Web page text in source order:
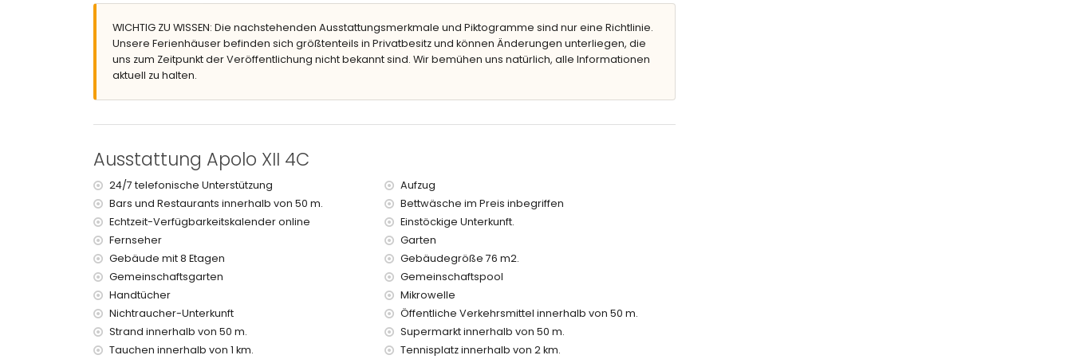
nächster Strand innerhalb von 50 Metern vom Apartment
nächster Hafen innerhalb von 100 Metern vom Apartment
nächster Flughafen: Alicante (innerhalb von 100 Kilometern vom Apartment)
zweitnächster Flughafen: Valencia (> 100 Kilometer)
öffentliche Verkehrsmittel in der Nähe: Bus innerhalb von 50 Metern
Haustiere sind nicht erlaubt
Ausstattung und Dienstleistungen, die im Mietpreis des Apartments enthalten sind
Bügeleisen und Bügelbrett
Bettenwäsche und Handtücher
24-Stunden-Notdienst
Ausstattung und Dienstleistungen gegen Aufpreis
Babybett (auf Anfrage)
Unterhaltung und Freizeitaktivitäten für Ihren Urlaub in Calpe, Costa Blanca
Bar und Promenade (innerhalb von 500 Metern vom Haus)
Sehenswürdigkeiten und Kultur in Calpe, Costa Blanca
WICHTIG ZU WISSEN: Die nachstehenden Ausstattungsmerkmale und Piktogramme sind nur eine Richtlinie.
Unsere Ferienhäuser befinden sich größtenteils in Privatbesitz und können Änderungen unterliegen, die
uns zum Zeitpunkt der Veröffentlichung nicht bekannt sind. Wir bemühen uns natürlich, alle Informationen
aktuell zu halten.
Ausstattung Apolo XII 4C
24/7 telefonische Unterstützung
Aufzug
Bars und Restaurants innerhalb von 50 m.
Bettwäsche im Preis inbegriffen
Echtzeit-Verfügbarkeitskalender online
Einstöckige Unterkunft.
Fernseher
Garten
Gebäude mit 8 Etagen
Gebäudegröße 76 m2.
Gemeinschaftsgarten
Gemeinschaftspool
Handtücher
Mikrowelle
Nichtraucher-Unterkunft
Öffentliche Verkehrsmittel innerhalb von 50 m.
Strand innerhalb von 50 m.
Supermarkt innerhalb von 50 m.
Tauchen innerhalb von 1 km.
Tennisplatz innerhalb von 2 km.